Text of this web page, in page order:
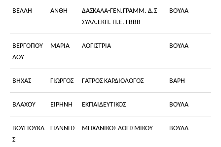
ΒΕΛΛΗ ΑΝΘΗ
ΔΑΣΚΑΛΑ-ΓΕΝ.ΓΡΑΜΜ. Δ.Σ
ΣΥΛΛ.ΕΚΠ. Π.Ε. ΓΒΒΒ
ΒΟΥΛΑ
ΒΕΡΓΟΠΟΥ
ΛΟΥ
ΜΑΡΙΑ ΛΟΓΙΣΤΡΙΑ ΒΟΥΛΑ
ΒΗΧΑΣ ΓΙΩΡΓΟΣ ΓΑΤΡΟΣ ΚΑΡΔΙΟΛΟΓΟΣ ΒΑΡΗ
ΒΛΑΧΟΥ ΕΙΡΗΝΗ ΕΚΠΑΙΔΕΥΤΙΚΟΣ ΒΟΥΛΑ
ΒΟΥΓΙΟΥΚΑ
Σ
ΓΙΑΝΝΗΣ ΜΗΧΑΝΙΚΟΣ ΛΟΓΙΣΜΙΚΟΥ ΒΟΥΛΑ